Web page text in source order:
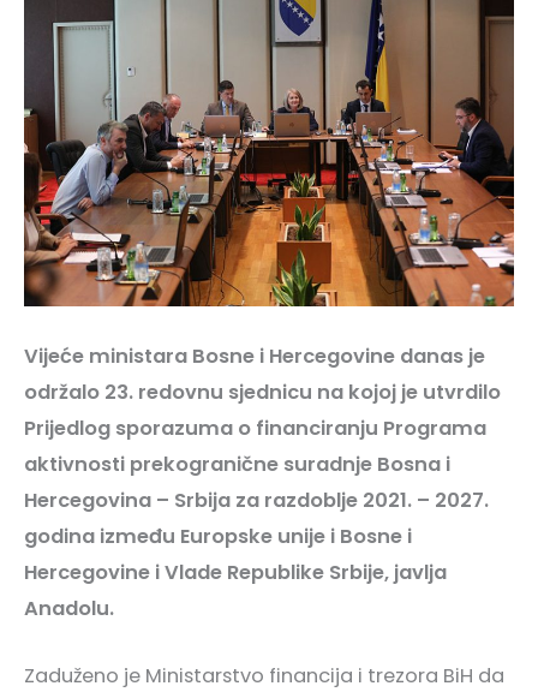
Vijeće ministara Bosne i Hercegovine danas je
održalo 23. redovnu sjednicu na kojoj je utvrdilo
Prijedlog sporazuma o financiranju Programa
aktivnosti prekogranične suradnje Bosna i
Hercegovina – Srbija za razdoblje 2021. – 2027.
godina između Europske unije i Bosne i
Hercegovine i Vlade Republike Srbije, javlja
Anadolu.
Zaduženo je Ministarstvo financija i trezora BiH da